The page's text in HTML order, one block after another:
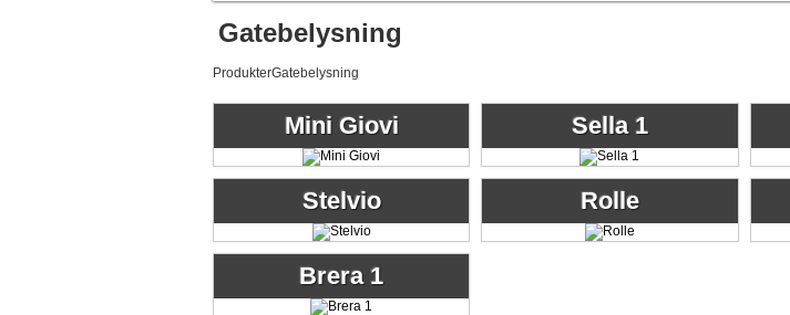
Gatebelysning
ProdukterGatebelysning
Mini Giovi Sella 1
Stelvio Rolle
Brera 1